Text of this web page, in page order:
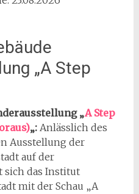
„A Step
„A Step
„:Anlässlich des
Ausstellung der
auf der
das Institut
mit der Schau „A